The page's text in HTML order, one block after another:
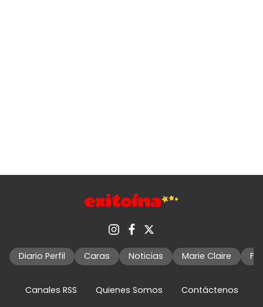
Diario Perfil Caras Noticias Marie Claire
Canales RSS Quienes Somos
Contáctenos